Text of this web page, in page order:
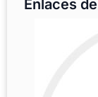
Enlaces